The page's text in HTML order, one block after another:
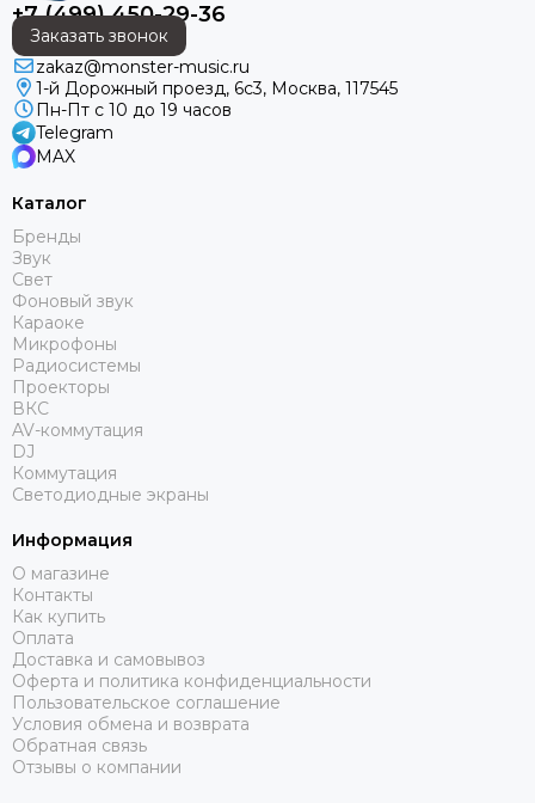
Canare
Ultimate Support
Montarbo
+7 (499) 450-29-36
Заказать звонок
zakaz@monster-music.ru
1-й Дорожный проезд, 6с3, Москва, 117545
Пн-Пт с 10 до 19 часов
Telegram
MAX
Каталог
Бренды
Звук
Свет
Фоновый звук
Караоке
Микрофоны
Радиосистемы
Проекторы
ВКС
AV-коммутация
DJ
Коммутация
Светодиодные экраны
Информация
О магазине
Контакты
Как купить
Оплата
Доставка и самовывоз
Оферта и политика конфиденциальности
Пользовательское соглашение
Условия обмена и возврата
Обратная связь
Отзывы о компании